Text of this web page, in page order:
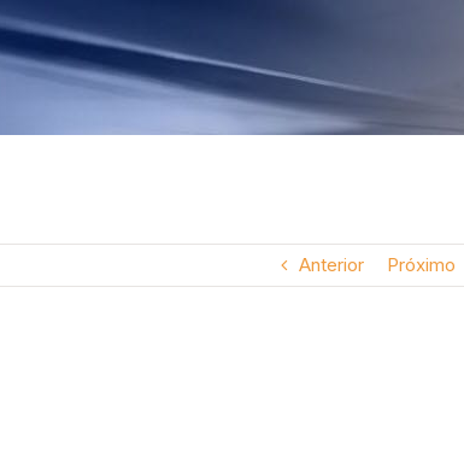
Anterior Próximo